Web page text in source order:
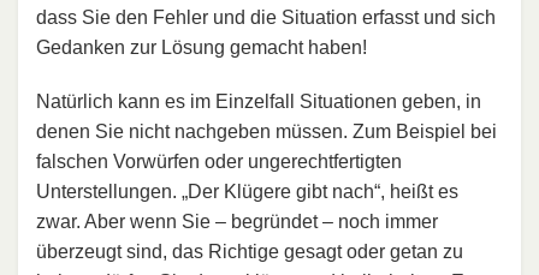
dass Sie den Fehler und die Situation erfasst und sich
Gedanken zur Lösung gemacht haben!
Natürlich kann es im Einzelfall Situationen geben, in
denen Sie nicht nachgeben müssen. Zum Beispiel bei
falschen Vorwürfen oder ungerechtfertigten
Unterstellungen. „Der Klügere gibt nach“, heißt es
zwar. Aber wenn Sie – begründet – noch immer
überzeugt sind, das Richtige gesagt oder getan zu